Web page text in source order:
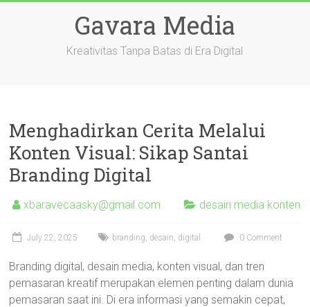
Gavara Media
Kreativitas Tanpa Batas di Era Digital
Menghadirkan Cerita Melalui
Konten Visual: Sikap Santai
Branding Digital
xbaravecaasky@gmail.com desain media konten
July 22, 2025 branding, desain, digital 0 Comment
Branding digital, desain media, konten visual, dan tren
pemasaran kreatif merupakan elemen penting dalam dunia
pemasaran saat ini. Di era informasi yang semakin cepat,